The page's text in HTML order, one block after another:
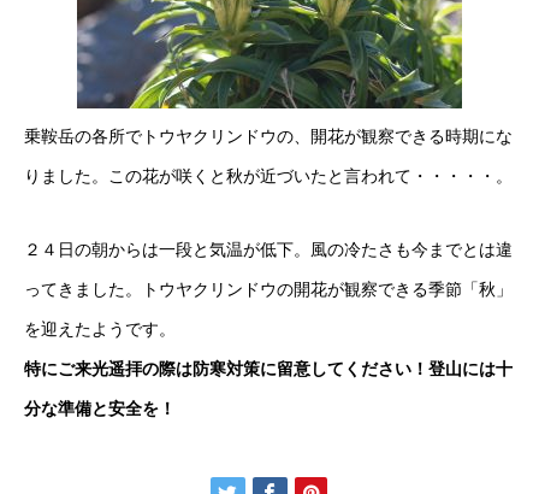
乗鞍岳の各所でトウヤクリンドウの、開花が観察できる時期にな
りました。この花が咲くと秋が近づいたと言われて・・・・・。
２４日の朝からは一段と気温が低下。風の冷たさも今までとは違
ってきました。トウヤクリンドウの開花が観察できる季節「秋」
を迎えたようです。
特にご来光遥拝の際は防寒対策に留意してください！登山には十
分な準備と安全を！